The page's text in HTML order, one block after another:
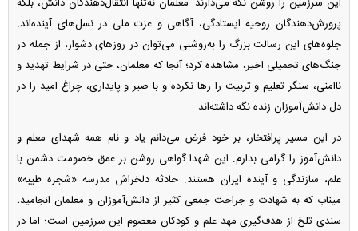
پرورش‌دهندگان روحیه ایستادگی، آگاهی و عزت ملی در نسل‌های آینده‌اند.
جلوه‌های این رسالت بزرگ را به‌روشنی می‌توان در روز‌های دشوار، از جمله در
جنگ‌های تحمیلی اخیر، مشاهده کرد؛ آنجا که معلمان، حتی در شرایط تهدید و
ناامنی، سنگر تعلیم و تربیت را رها نکرده و با صبر و پایداری، چراغ امید را در
دل دانش‌آموزان زنده نگه داشته‌اند.
در این مسیر پرافتخار، بر خود فرض می‌دانم یاد و نام همه شهدای معلم و
دانش‌آموز را گرامی بدارم. این شهدا گواهی روشن بر عمق خصومت دشمن با
علم، سازندگی و آینده ایران هستند. حادثه دلخراش مدرسه «شجره طیبه»
میناب که به شهادت و جراحت جمعی کثیر از دانش‌آموزان و معلمان انجامید،
سندی تلخ از هدف‌گیری مهد علم و کودکان معصوم این سرزمین است؛ اما در